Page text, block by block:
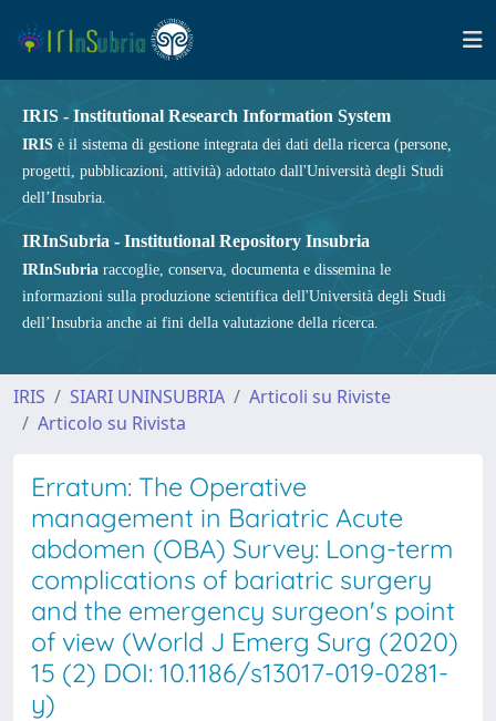
IRIS - Institutional Research Information System
IRIS è il sistema di gestione integrata dei dati della ricerca (persone,
progetti, pubblicazioni, attività) adottato dall'Università degli Studi
dell’Insubria.
IRInSubria - Institutional Repository Insubria
IRInSubria raccoglie, conserva, documenta e dissemina le
informazioni sulla produzione scientifica dell'Università degli Studi
dell’Insubria anche ai fini della valutazione della ricerca.
IRIS SIARI UNINSUBRIA
Articoli su Riviste
Articolo su Rivista
Erratum: The Operative
management in Bariatric Acute
abdomen (OBA) Survey: Long-term
complications of bariatric surgery
and the emergency surgeon's point
of view (World J Emerg Surg (2020)
15 (2) DOI: 10.1186/s13017-019-0281-
y)